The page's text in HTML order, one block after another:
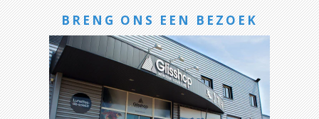
BRENG ONS EEN BEZOEK